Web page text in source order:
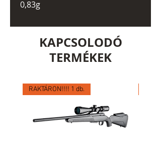
0,83g
KAPCSOLODÓ
TERMÉKEK
RAKTÁRON!!!! 1 db.